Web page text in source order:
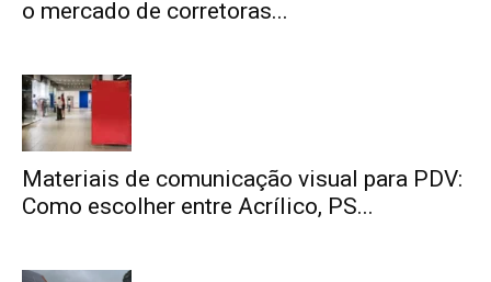
o mercado de corretoras...
Materiais de comunicação visual para PDV:
Como escolher entre Acrílico, PS...